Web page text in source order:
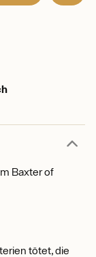
Baxter of
tötet, die